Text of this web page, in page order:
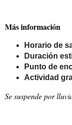
Más información
Horario de
Duración
Punto de
Actividad
Se suspende por